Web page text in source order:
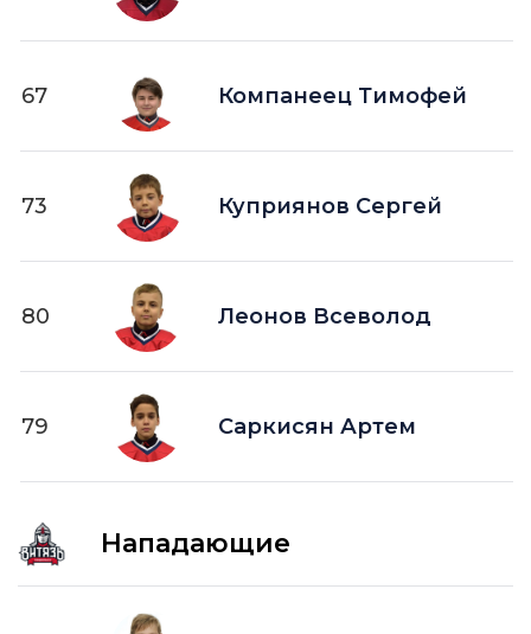
67 Компанеец Тимофей
73 Куприянов Сергей
80 Леонов Всеволод
79 Саркисян Артем
Нападающие